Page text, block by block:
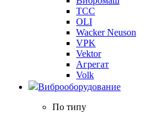
ТСС
OLI
Wacker Neuson
VPK
Vektor
Агрегат
Volk
Виброоборудование
По типу